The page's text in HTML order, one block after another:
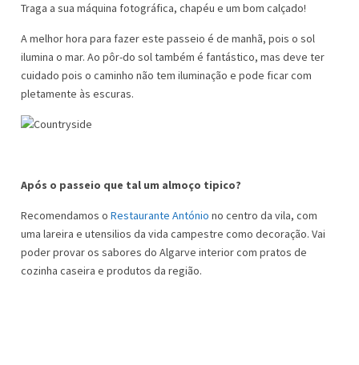
Traga a sua máquina fotográfica, chapéu e um bom calçado!
A melhor hora para fazer este passeio é de manhã, pois o sol
ilumina o mar. Ao pôr-do sol também é fantástico, mas deve ter
cuidado pois o caminho não tem iluminação e pode ficar com
pletamente às escuras.
Após o passeio que tal um almoço tipico?
Recomendamos o Restaurante António no centro da vila, com
uma lareira e utensilios da vida campestre como decoração. Vai
poder provar os sabores do Algarve interior com pratos de
cozinha caseira e produtos da região.